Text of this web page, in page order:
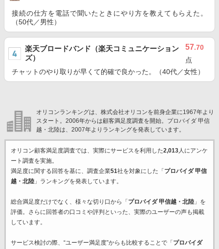
接続の仕方を電話で聞いたときにやり方を教えてもらえた。
（50代／男性）
楽天ブロードバンド（楽天コミュニケーション
ズ）
57.70
点
チャットのやり取りが早くて的確で良かった。（40代／女性）
オリコンランキングは、株式会社オリコンを前身企業に1967年より
スタート。2006年からは顧客満足度調査を開始。プロバイダ 甲信
越・北陸は、2007年よりランキングを発表しています。
オリコン顧客満足度調査では、実際にサービスを利用した2,013人にアンケ
ート調査を実施。
満足度に関する回答を基に、調査企業51社を対象にした「 プロバイダ 甲信
越・北陸」ランキングを発表しています。
総合満足度だけでなく、様々な切り口から「 プロバイダ 甲信越・北陸」を
評価。さらに回答者の口コミや評判といった、実際のユーザーの声も掲載
しています。
サービス検討の際、“ユーザー満足度”からも比較することで「 プロバイダ